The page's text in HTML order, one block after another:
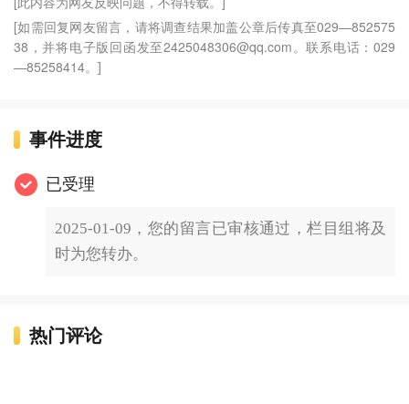
[如需回复网友留言，请将调查结果加盖公章后传真至029—852575
38，并将电子版回函发至2425048306@qq.com。联系电话：029
—85258414。]
事件进度
已受理
2025-01-09，您的留言已审核通过，栏目组将及
时为您转办。
热门评论